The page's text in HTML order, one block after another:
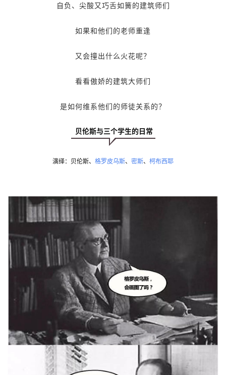
自负、尖酸又巧舌如簧的建筑师们
如果和他们的老师重逢
又会撞出什么火花呢？
看看傲娇的建筑大师们
是如何维系他们的师徒关系的？
贝伦斯与三个学生的日常
演绎：贝伦斯、 格罗皮乌斯、 密斯、 柯布西耶